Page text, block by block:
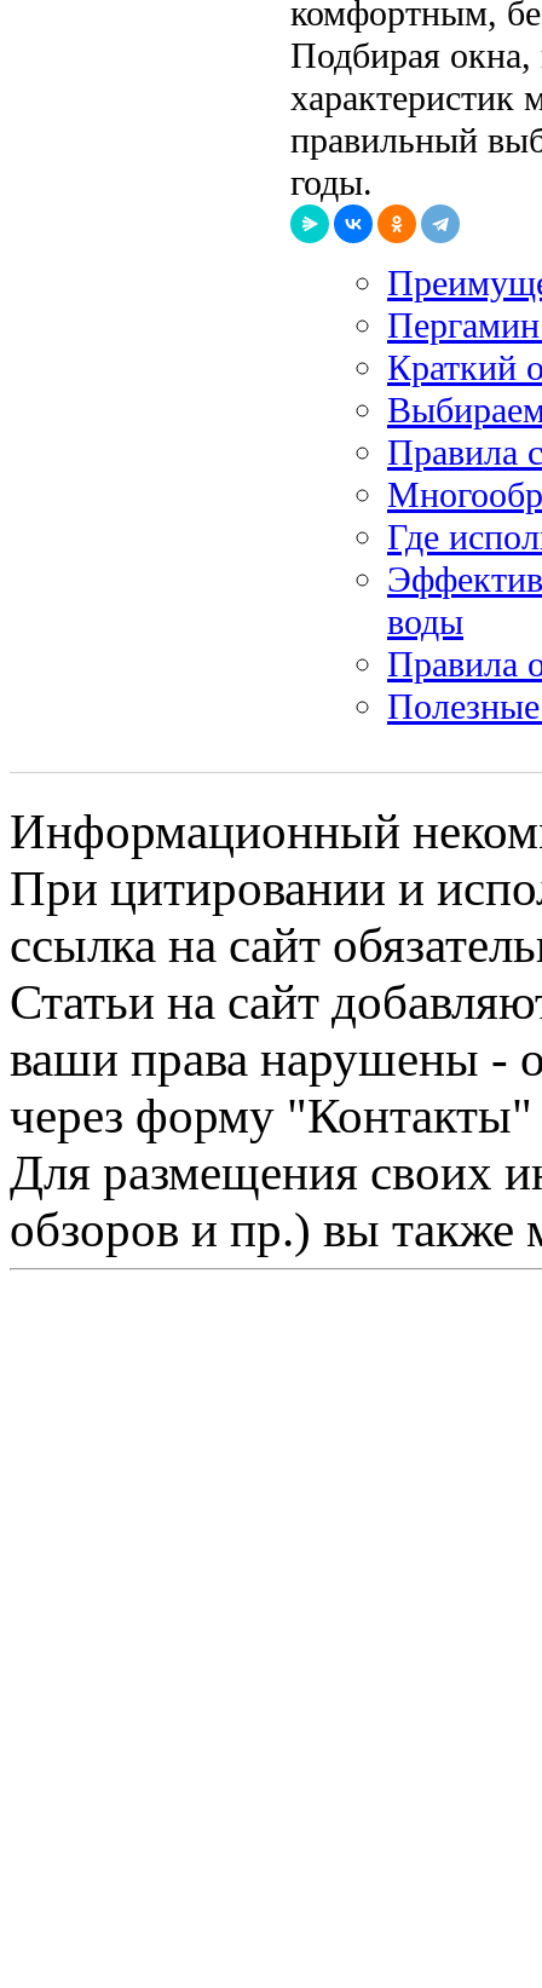
комфортным,
Подбирая
характеристик
правильный
годы.
Пергамин
Краткий
Правила
Где
воды
Правила
Информационный
При цитировании и
ссылка на сайт
Статьи на сайт
ваши права нарушены -
через форму "Контакты"
Для размещения своих
обзоров и пр.) вы также